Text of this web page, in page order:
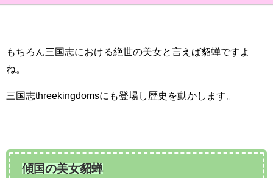
もちろん三国志における絶世の美女と言えば貂蝉ですよ
ね。
三国志threekingdomsにも登場し歴史を動かします。
傾国の美女貂蝉